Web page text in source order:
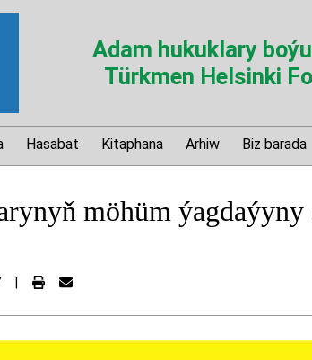
Adam hukuklary
Türkmen Helsinki
Hasabat Kitaphana Arhiw Biz barada
möhüm ýagdaýyny